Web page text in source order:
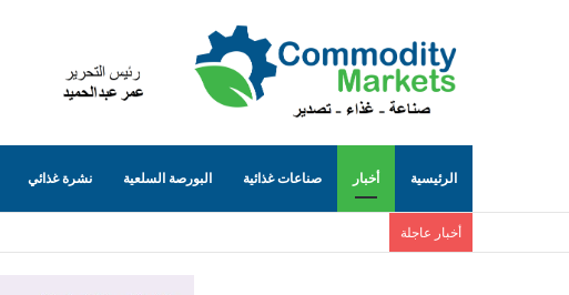
الرئيسية أخبار صناعات غذائية البورصة السلعية نشرة غذائي
أخبار عاجلة